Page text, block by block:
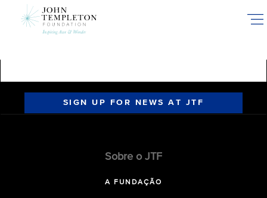
SIGN UP FOR NEWS AT JTF
Sobre o JTF
A FUNDAÇÃO